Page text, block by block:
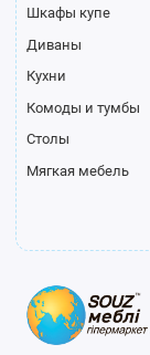
Шкафы купе
Диваны
Кухни
Комоды и тумбы
Столы
Мягкая мебель